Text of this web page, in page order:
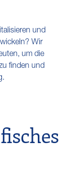
und
Wir
um die
finden und